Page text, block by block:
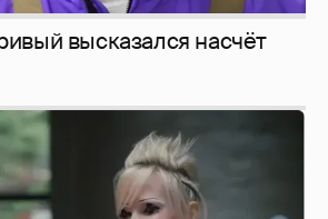
высказался насчёт